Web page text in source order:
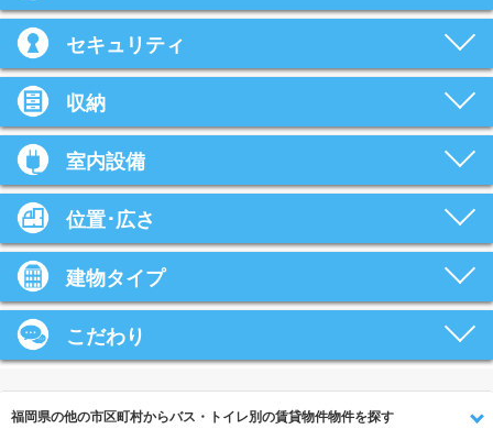
セキュリティ
収納
室内設備
位置･広さ
建物タイプ
こだわり
福岡県の他の市区町村からバス・トイレ別の賃貸物件物件を探す